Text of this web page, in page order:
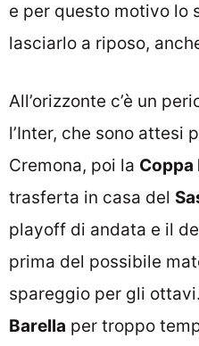
e per questo motivo lo
lasciarlo a riposo,
All’orizzonte c’è un
l’Inter, che sono attesi
Cremona, poi la Coppa
trasferta in casa del
playoff di andata e il
prima del possibile
spareggio per gli
Barella per troppo